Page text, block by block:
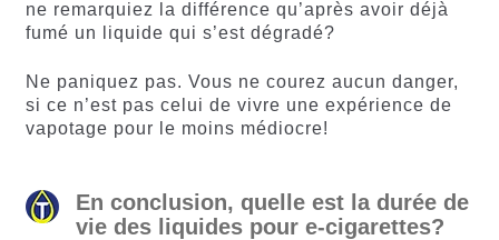
ne remarquiez la différence qu’après avoir déjà
fumé un liquide qui s’est dégradé?
Ne paniquez pas. Vous ne courez aucun danger,
si ce n’est pas celui de vivre une expérience de
vapotage pour le moins médiocre!
En conclusion, quelle est la durée de
vie des liquides pour e-cigarettes?